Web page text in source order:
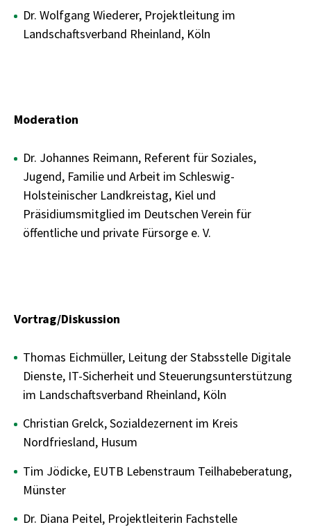
Dr. Wolfgang Wiederer, Projektleitung im
Landschaftsverband Rheinland, Köln
Moderation
Dr. Johannes Reimann, Referent für Soziales,
Jugend, Familie und Arbeit im Schleswig-
Holsteinischer Landkreistag, Kiel und
Präsidiumsmitglied im Deutschen Verein für
öffentliche und private Fürsorge e. V.
Vortrag/Diskussion
Thomas Eichmüller, Leitung der Stabsstelle Digitale
Dienste, IT-Sicherheit und Steuerungsunterstützung
im Landschaftsverband Rheinland, Köln
Christian Grelck, Sozialdezernent im Kreis
Nordfriesland, Husum
Tim Jödicke, EUTB Lebenstraum Teilhabeberatung,
Münster
Dr. Diana Peitel, Projektleiterin Fachstelle